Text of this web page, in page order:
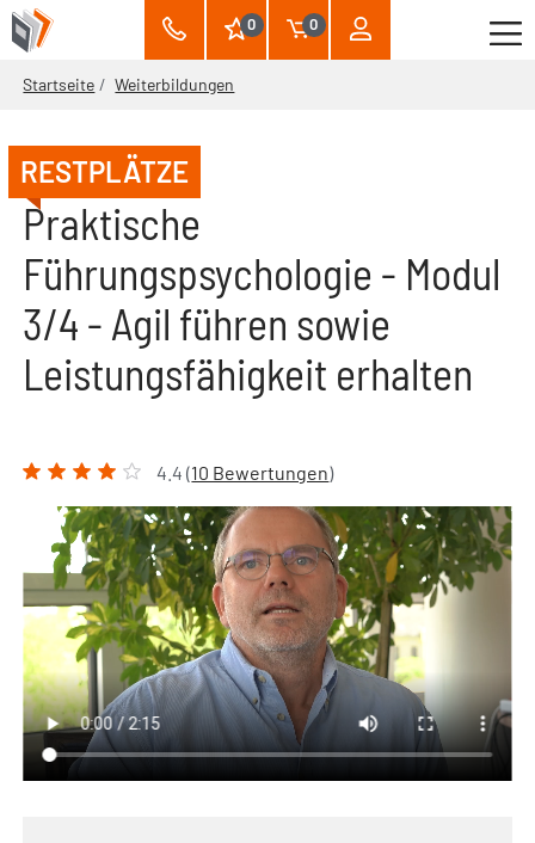
0 0
Startseite Weiterbildungen
RESTPLÄTZE
Praktische
Führungspsychologie - Modul
3/4 - Agil führen sowie
Leistungsfähigkeit erhalten
4.4 (10 Bewertungen)